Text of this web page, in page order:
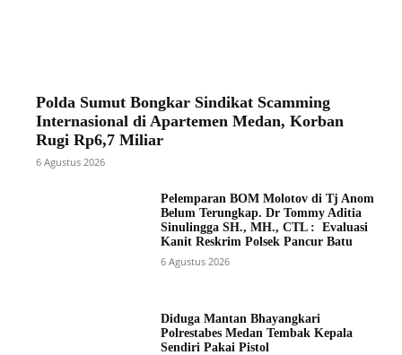
Polda Sumut Bongkar Sindikat Scamming
Internasional di Apartemen Medan, Korban
Rugi Rp6,7 Miliar
6 Agustus 2026
Pelemparan BOM Molotov di Tj Anom
Belum Terungkap. Dr Tommy Aditia
Sinulingga SH., MH., CTL : Evaluasi
Kanit Reskrim Polsek Pancur Batu
6 Agustus 2026
Diduga Mantan Bhayangkari
Polrestabes Medan Tembak Kepala
Sendiri Pakai Pistol